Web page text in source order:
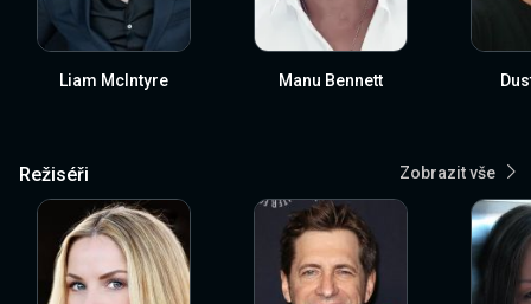
Liam McIntyre Manu Bennett
Režiséři Zobrazit vše